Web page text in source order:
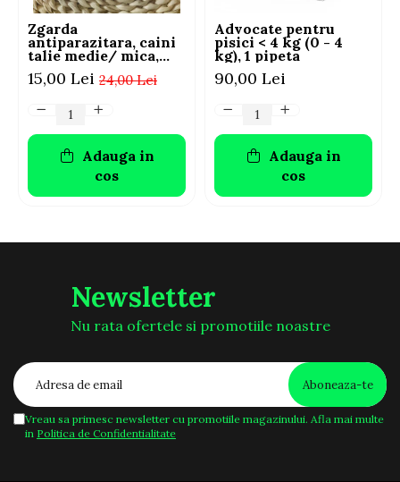
Zgarda
antiparazitara, caini
talie medie/ mica,
Biove
24,00 Lei
15,00 Lei
Adauga in
cos
Advocate pentru
pisici < 4 kg (0 - 4
kg), 1 pipeta
90,00 Lei
Adauga in
cos
Newsletter
Nu rata ofertele si promotiile noastre
Vreau sa primesc newsletter cu promotiile magazinului. Afla mai multe
in Politica de Confidentialitate